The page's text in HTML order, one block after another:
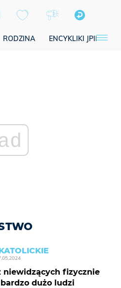
RODZINA ENCYKLIKI JPII
niewidzących fizycznie
dużo ludzi